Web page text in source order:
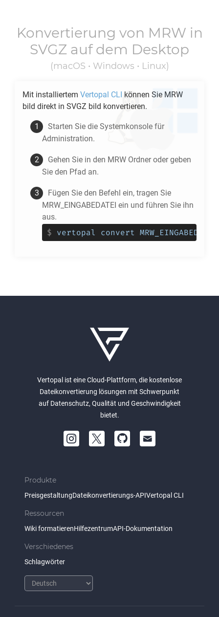
Konvertierung von MRW in
SVGZ auf dem Desktop
(macOS • Windows • Linux)
Mit installiertem Vertopal CLI können Sie MRW
bild direkt in SVGZ bild konvertieren.
Starten Sie die Systemkonsole für
Administration.
Gehen Sie in den MRW Ordner oder geben
Sie den Pfad an.
Fügen Sie den Befehl ein, tragen Sie
MRW_EINGABEDATEI ein und führen Sie ihn
aus.
$ vertopal convert
Vertopal ist eine Cloud-Plattform, die kostenlose
Dateikonvertierung lösungen mit Schwerpunkt
auf Datenschutz, Qualität und Geschwindigkeit
bietet.
Produkte
PreisgestaltungDateikonvertierungs-APIVertopal CLI
Ressourcen
Wiki formatierenHilfezentrumAPI-Dokumentation
Verschiedenes
Schlagwörter